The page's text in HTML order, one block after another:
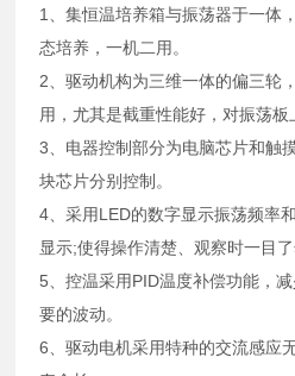
1、集恒温培养箱与振荡器于一体
态培养，一机二用。
2、驱动机构为三维一体的偏三轮
用，尤其是截重性能好，对振荡板
3、电器控制部分为电脑芯片和触
块芯片分别控制。
4、采用LED的数字显示振荡频率
显示;使得操作清楚、观察时一目了
5、控温采用PID温度补偿功能，
要的波动。
6、驱动电机采用特种的交流感应